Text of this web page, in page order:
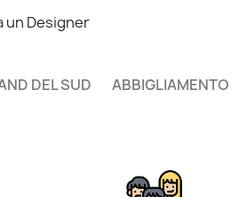
un Designer
DEL SUD ABBIGLIAMENTO